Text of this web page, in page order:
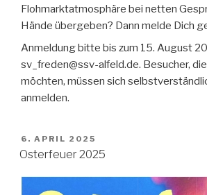
Flohmarktatmosphäre bei netten
Hände übergeben? Dann melde Dich
Anmeldung bitte bis zum 15. August
sv_freden@ssv-alfeld.de. Besucher,
möchten, müssen sich
anmelden.
VERÖFFENTLICHT
AM
6. APRIL 2025
Osterfeuer 2025